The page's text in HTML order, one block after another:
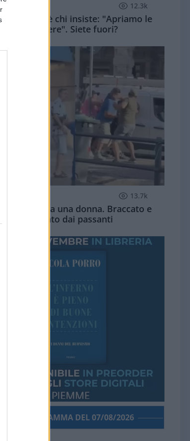
DI PORRO 12.3k
Ceuta c'è chi insiste: "Apriamo le
frontiere". Siete fuori?
13.7k
rapina una donna. Braccato e
linciato dai passanti
PORROGRAMMA DEL 07/08/2026